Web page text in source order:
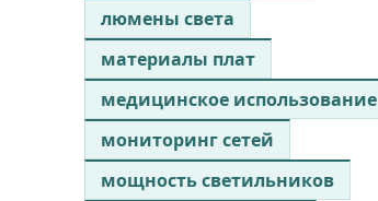
люмены света
материалы плат
медицинское использование
мониторинг сетей
мощность светильников